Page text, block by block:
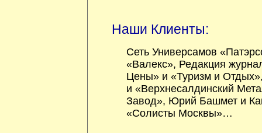
Наши Клиенты:
Сеть Универсамов
«Валекс», Редакция
Цены» и «Туризм и
и «Верхнесалдинский
Завод», Юрий Башмет и
«Солисты Москвы»…